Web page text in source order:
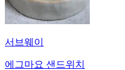
서브웨이
에그마요 샌드위치